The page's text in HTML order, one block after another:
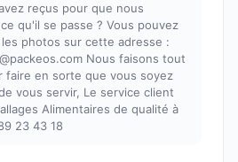
reçus pour que nous
qu'il se passe ? Vous pouvez
photos sur cette adresse :
Nous faisons tout
faire en sorte que vous soyez
vous servir, Le service client
Alimentaires de qualité à
23 43 18